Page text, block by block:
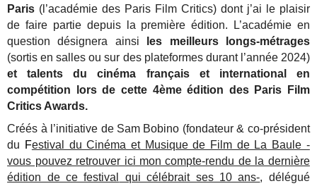
Paris (l’académie des Paris Film Critics) dont j’ai le plaisir
de faire partie depuis la première édition. L’académie en
question désignera ainsi
les meilleurs longs-métrages
(sortis en salles ou sur des plateformes durant l’année 2024)
et talents du cinéma français et international en
compétition lors de cette 4ème édition des Paris Film
Critics Awards.
Créés à l’initiative de Sam Bobino (fondateur & co-président
du Festival du Cinéma et Musique de Film de La Baule -
vous pouvez retrouver ici mon compte-rendu de la dernière
édition de ce festival
qui célébrait ses 10 ans-, délégué